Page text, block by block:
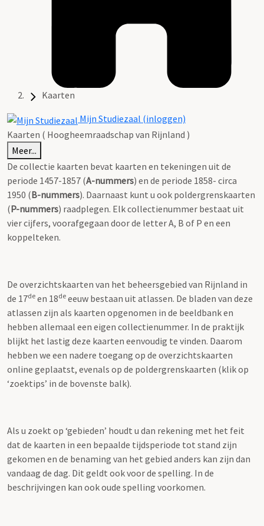
Kaarten
Mijn Studiezaal (inloggen)
Kaarten ( Hoogheemraadschap van Rijnland )
Meer...
De collectie kaarten bevat kaarten en tekeningen uit de
periode 1457-1857 (A-nummers) en de periode 1858- circa
1950 (B-nummers). Daarnaast kunt u ook poldergrenskaarten
(P-nummers) raadplegen. Elk collectienummer bestaat uit
vier cijfers, voorafgegaan door de letter A, B of P en een
koppelteken.
De overzichtskaarten van het beheersgebied van Rijnland in
de 17de en 18de eeuw bestaan uit atlassen. De bladen van deze
atlassen zijn als kaarten opgenomen in de beeldbank en
hebben allemaal een eigen collectienummer. In de praktijk
blijkt het lastig deze kaarten eenvoudig te vinden. Daarom
hebben we een nadere toegang op de overzichtskaarten
online geplaatst, evenals op de poldergrenskaarten (klik op
‘zoektips’ in de bovenste balk).
Als u zoekt op ‘gebieden’ houdt u dan rekening met het feit
dat de kaarten in een bepaalde tijdsperiode tot stand zijn
gekomen en de benaming van het gebied anders kan zijn dan
vandaag de dag. Dit geldt ook voor de spelling. In de
beschrijvingen kan ook oude spelling voorkomen.